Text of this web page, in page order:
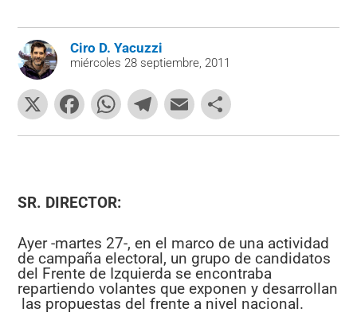
Ciro D. Yacuzzi
miércoles 28 septiembre, 2011
X
F
a
b
o
k
W
h
p
T
el
m
E
m o
SR. DIRECTOR:
Ayer -martes 27-, en el marco de una actividad
de campaña electoral, un grupo de candidatos
del Frente de Izquierda se encontraba
repartiendo volantes que exponen y desarrollan
las propuestas del frente a nivel nacional.